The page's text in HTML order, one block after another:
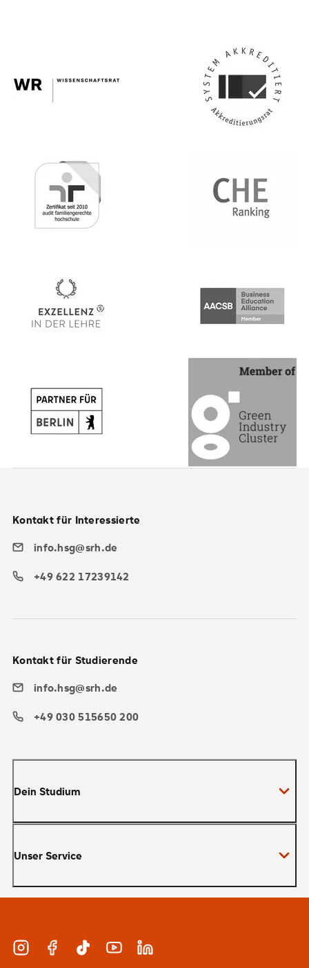
Dein Studium
Master
MBA
Duales Studium
Unser Service
Bewerbung und Zulassung
Finanzierung
Kontakt für Interessierte
info.hsg@srh.de
+49 622 17239142
Kontakt für Studierende
info.hsg@srh.de
+49 030 515650 200
InstagramFacebookTikTok YouTubeLinkedIn